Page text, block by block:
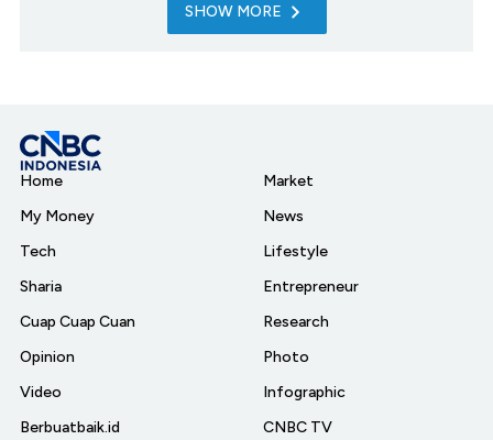
SHOW MORE
Home
My Money
Tech
Sharia
Cuap Cuap Cuan
Opinion
Video
Berbuatbaik.id
Market
News
Lifestyle
Entrepreneur
Research
Photo
Infographic
CNBC TV